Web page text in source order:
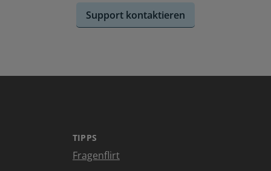
Support kontaktieren
TIPPS
Fragenflirt